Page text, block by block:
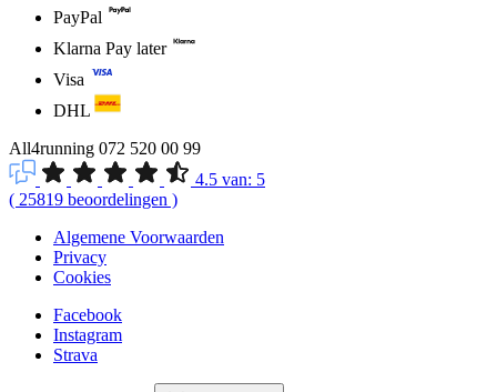
PayPal
Klarna Pay later
Visa
DHL
All4running 072 520 00 99
4.5 van: 5
( 25819 beoordelingen )
Algemene Voorwaarden
Privacy
Cookies
Facebook
Instagram
Strava